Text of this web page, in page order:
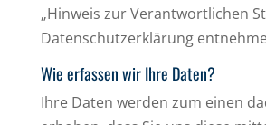
„Hinweis zur Verantwortlichen
Datenschutzerklärung
Wie erfassen wir Ihre Daten?
Ihre Daten werden zum einen